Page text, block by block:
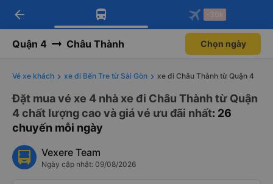
Tải app Vexere ngay!
Nhận ưu đãi thành viên độc
Mở app
Tải app Vexere
-30k/ghế khi đặt vé máy bay qua
Mở app
arrow_back -30k
Quận 4 Châu Thành Chọn ngày
Vé xe khách xe đi Bến Tre từ Sài Gòn xe đi Châu Thành từ Quận 4
Đặt mua vé xe 4 nhà xe đi Châu Thành từ Quận
4 chất lượng cao và giá vé ưu đãi nhất: 26
chuyến mỗi ngày
Vexere Team
Ngày cập nhật: 09/08/2026